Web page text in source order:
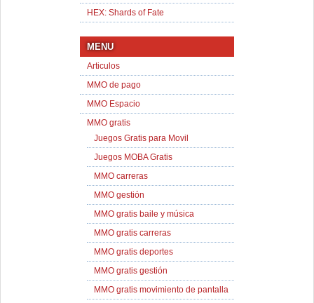
HEX: Shards of Fate
MENU
Articulos
MMO de pago
MMO Espacio
MMO gratis
Juegos Gratis para Movil
Juegos MOBA Gratis
MMO carreras
MMO gestión
MMO gratis baile y música
MMO gratis carreras
MMO gratis deportes
MMO gratis gestión
MMO gratis movimiento de pantalla